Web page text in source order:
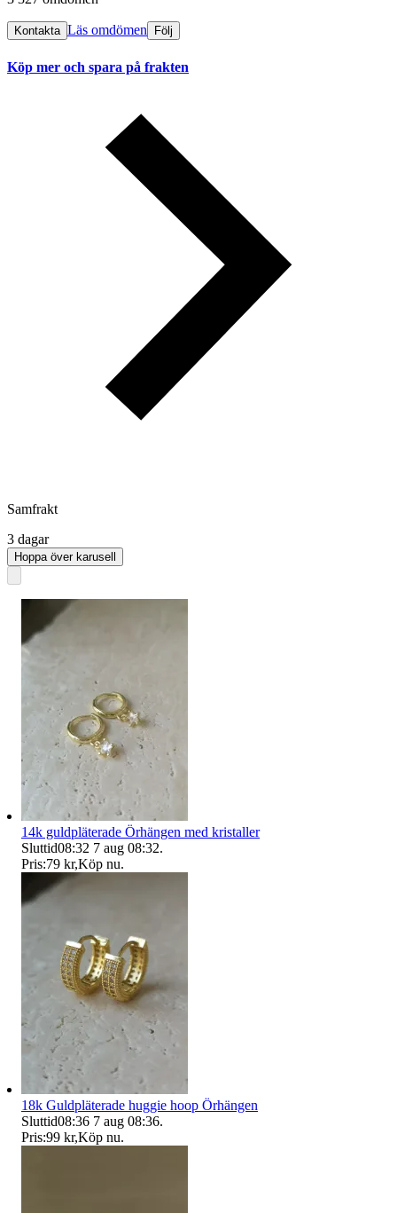
Kontakta Läs omdömen Följ
Köp mer och spara på frakten
Samfrakt
3 dagar
Hoppa över karusell
14k guldpläterade Örhängen med kristaller
Sluttid08:32 7 aug 08:32.
Pris:79 kr,Köp nu.
18k Guldpläterade huggie hoop Örhängen
Sluttid08:36 7 aug 08:36.
Pris:99 kr,Köp nu.